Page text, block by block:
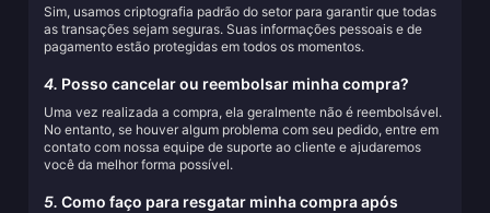
Sim, usamos criptografia padrão do setor para garantir que todas
as transações sejam seguras. Suas informações pessoais e de
pagamento estão protegidas em todos os momentos.
4. Posso cancelar ou reembolsar minha compra?
Uma vez realizada a compra, ela geralmente não é reembolsável.
No entanto, se houver algum problema com seu pedido, entre em
contato com nossa equipe de suporte ao cliente e ajudaremos
você da melhor forma possível.
5. Como faço para resgatar minha compra após